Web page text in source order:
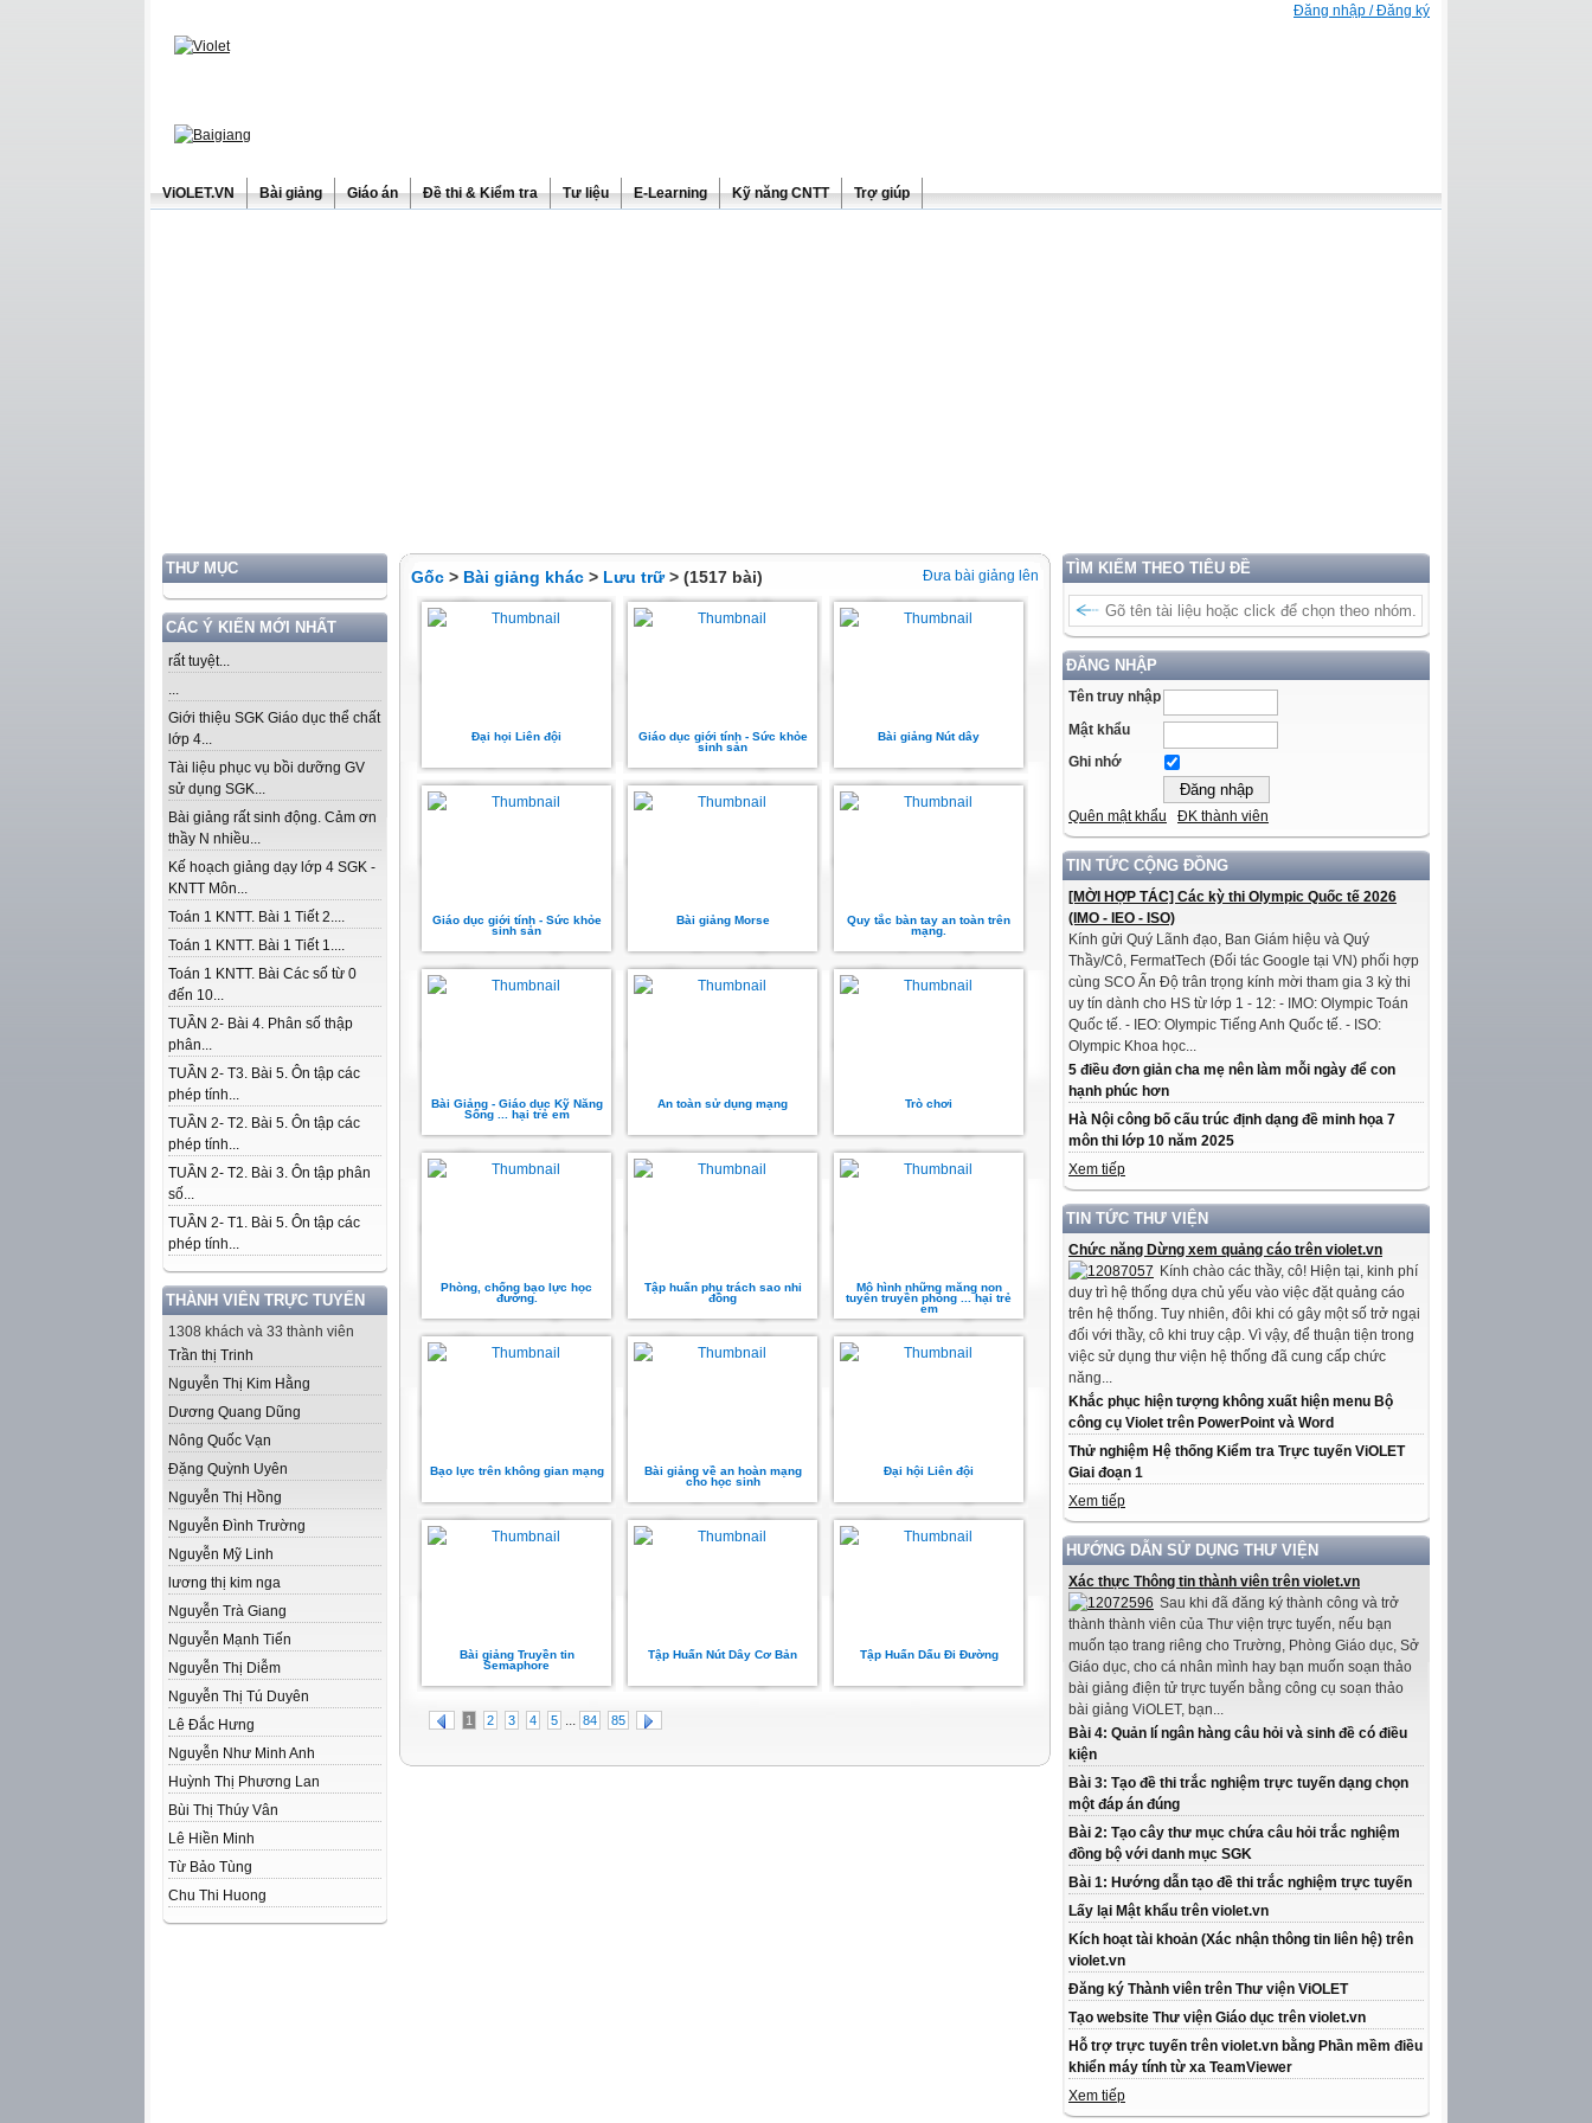
Đăng nhập / Đăng ký
ViOLET.VN Bài giảng Giáo án Đề thi & Kiểm tra Tư liệu E-Learning Kỹ năng CNTT Trợ giúp
THƯ MỤC
CÁC Ý KIẾN MỚI NHẤT
rất tuyệt...
...
Giới thiệu SGK Giáo dục thể chất
lớp 4...
Tài liệu phục vụ bồi dưỡng GV
sử dụng SGK...
Bài giảng rất sinh động. Cảm ơn
thầy N nhiều...
Kế hoạch giảng dạy lớp 4 SGK -
KNTT Môn...
Toán 1 KNTT. Bài 1 Tiết 2....
Toán 1 KNTT. Bài 1 Tiết 1....
Toán 1 KNTT. Bài Các số từ 0
đến 10...
TUẦN 2- Bài 4. Phân số thập
phân...
TUẦN 2- T3. Bài 5. Ôn tập các
phép tính...
TUẦN 2- T2. Bài 5. Ôn tập các
phép tính...
TUẦN 2- T2. Bài 3. Ôn tập phân
số...
TUẦN 2- T1. Bài 5. Ôn tập các
phép tính...
THÀNH VIÊN TRỰC TUYẾN
1308 khách và 33 thành viên
Trần thị Trinh
Nguyễn Thị Kim Hằng
Dương Quang Dũng
Nông Quốc Vạn
Đặng Quỳnh Uyên
Nguyễn Thị Hồng
Nguyễn Đình Trường
Nguyễn Mỹ Linh
lương thị kim nga
Nguyễn Trà Giang
Nguyễn Mạnh Tiến
Nguyễn Thị Diễm
Nguyễn Thị Tú Duyên
Lê Đắc Hưng
Nguyễn Như Minh Anh
Huỳnh Thị Phương Lan
Bùi Thị Thúy Vân
Lê Hiền Minh
Từ Bảo Tùng
Chu Thi Huong
TÌM KIẾM THEO TIÊU ĐỀ
ĐĂNG NHẬP
Tên truy nhập
Mật khẩu
Ghi nhớ
Quên mật khẩu ĐK thành viên
TIN TỨC CỘNG ĐỒNG
[MỜI HỢP TÁC] Các kỳ thi Olympic Quốc tế 2026
(IMO - IEO - ISO)
Kính gửi Quý Lãnh đạo, Ban Giám hiệu và Quý
Thầy/Cô, FermatTech (Đối tác Google tại VN) phối hợp
cùng SCO Ấn Độ trân trọng kính mời tham gia 3 kỳ thi
uy tín dành cho HS từ lớp 1 - 12: - IMO: Olympic Toán
Quốc tế. - IEO: Olympic Tiếng Anh Quốc tế. - ISO:
Olympic Khoa học...
5 điều đơn giản cha mẹ nên làm mỗi ngày để con
hạnh phúc hơn
Hà Nội công bố cấu trúc định dạng đề minh họa 7
môn thi lớp 10 năm 2025
Xem tiếp
TIN TỨC THƯ VIỆN
Chức năng Dừng xem quảng cáo trên violet.vn
Kính chào các thầy, cô! Hiện tại, kinh phí
duy trì hệ thống dựa chủ yếu vào việc đặt quảng cáo
trên hệ thống. Tuy nhiên, đôi khi có gây một số trở ngại
đối với thầy, cô khi truy cập. Vì vậy, để thuận tiện trong
việc sử dụng thư viện hệ thống đã cung cấp chức
năng...
Khắc phục hiện tượng không xuất hiện menu Bộ
công cụ Violet trên PowerPoint và Word
Thử nghiệm Hệ thống Kiểm tra Trực tuyến ViOLET
Giai đoạn 1
Xem tiếp
HƯỚNG DẪN SỬ DỤNG THƯ VIỆN
Xác thực Thông tin thành viên trên violet.vn
Sau khi đã đăng ký thành công và trở
thành thành viên của Thư viện trực tuyến, nếu bạn
muốn tạo trang riêng cho Trường, Phòng Giáo dục, Sở
Giáo dục, cho cá nhân mình hay bạn muốn soạn thảo
bài giảng điện tử trực tuyến bằng công cụ soạn thảo
bài giảng ViOLET, bạn...
Bài 4: Quản lí ngân hàng câu hỏi và sinh đề có điều
kiện
Bài 3: Tạo đề thi trắc nghiệm trực tuyến dạng chọn
một đáp án đúng
Bài 2: Tạo cây thư mục chứa câu hỏi trắc nghiệm
đồng bộ với danh mục SGK
Bài 1: Hướng dẫn tạo đề thi trắc nghiệm trực tuyến
Lấy lại Mật khẩu trên violet.vn
Kích hoạt tài khoản (Xác nhận thông tin liên hệ) trên
violet.vn
Đăng ký Thành viên trên Thư viện ViOLET
Tạo website Thư viện Giáo dục trên violet.vn
Hỗ trợ trực tuyến trên violet.vn bằng Phần mềm điều
khiển máy tính từ xa TeamViewer
Xem tiếp
Đưa bài giảng lên
Gốc > Bài giảng khác > Lưu trữ> (1517 bài)
Đại họi Liên đội
Giáo dục giới tính - Sức khỏe
sinh sản
Bài giảng Nút dây
Giáo dục giới tính - Sức khỏe
sinh sản
Bài giảng Morse
Quy tắc bàn tay an toàn trên
mạng.
Bài Giảng - Giáo dục Kỹ Năng
Sống ... hại trẻ em
An toàn sử dụng mạng Trò chơi
Phòng, chống bạo lực học
đường.
Tập huấn phụ trách sao nhi
đồng
Mô hình những măng non
tuyên truyền phòng ... hại trẻ
em
Bạo lực trên không gian mạng
Bài giảng về an hoàn mạng
cho học sinh
Đại hội Liên đội
Bài giảng Truyền tin
Semaphore
Tập Huấn Nút Dây Cơ Bản Tập Huấn Dấu Đi Đường
1 2 3 4 5 ... 84 85